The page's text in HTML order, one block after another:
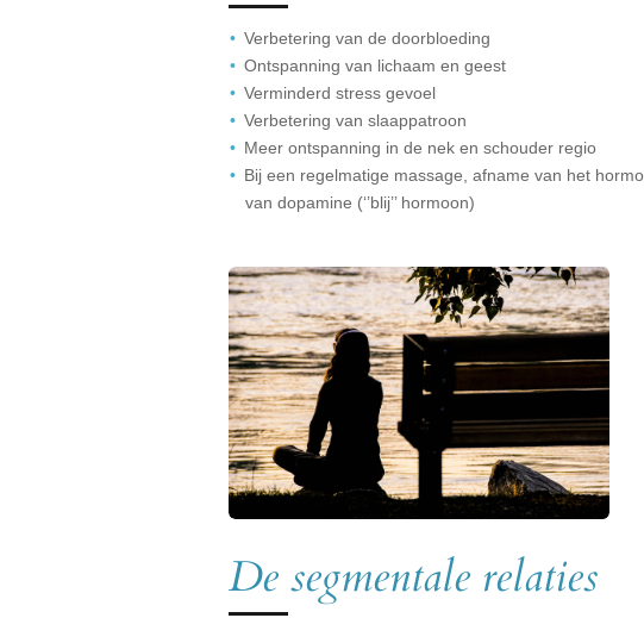
Verbetering van de doorbloeding
Ontspanning van lichaam en geest
Verminderd stress gevoel
Verbetering van slaappatroon
Meer ontspanning in de nek en schouder regio
Bij een regelmatige massage, afname van het
van dopamine (‘’blij’’ hormoon)
De segmentale relaties